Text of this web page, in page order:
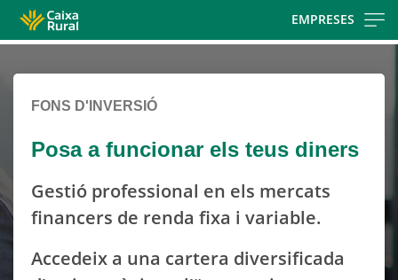
contentt
EMPRESES
contenido,
por
espere...
FONS D'INVERSIÓ
Posa a funcionar els teus diners
Gestió professional en els mercats
financers de renda fixa i variable.
Accedeix a una cartera diversificada